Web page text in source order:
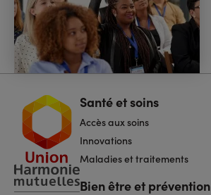
Navigation
pied
de
page
Santé et soins
Accès aux soins
Innovations
Maladies et traitements
Bien être et prévention